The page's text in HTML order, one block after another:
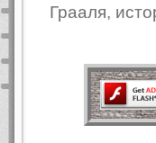
Грааля,